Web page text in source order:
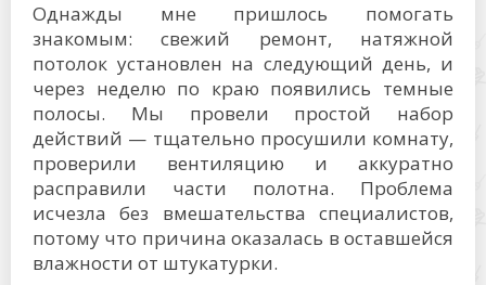
Однажды мне пришлось помогать
знакомым: свежий ремонт, натяжной
потолок установлен на следующий день, и
через неделю по краю появились темные
полосы. Мы провели простой набор
действий — тщательно просушили комнату,
проверили вентиляцию и аккуратно
расправили части полотна. Проблема
исчезла без вмешательства специалистов,
потому что причина оказалась в оставшейся
влажности от штукатурки.